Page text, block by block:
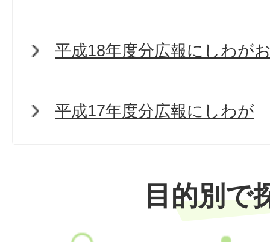
平成18年度分広報にしわが
平成17年度分広報にしわが
目的別で